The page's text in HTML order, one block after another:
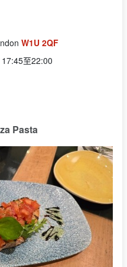
W1U 2QF
至22:00
Pasta